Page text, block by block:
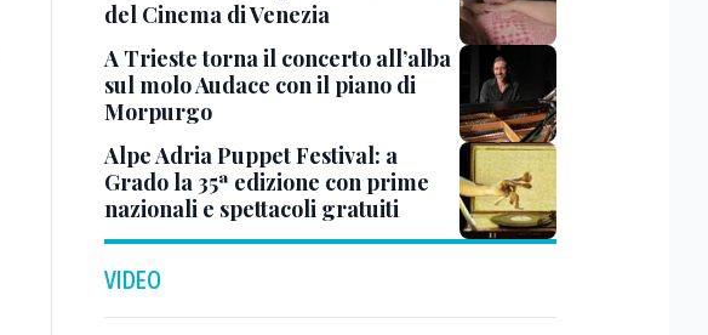
del Cinema di Venezia
A Trieste torna il concerto all’alba
sul molo Audace con il piano di
Morpurgo
Alpe Adria Puppet Festival: a
Grado la 35ª edizione con prime
nazionali e spettacoli gratuiti
VIDEO